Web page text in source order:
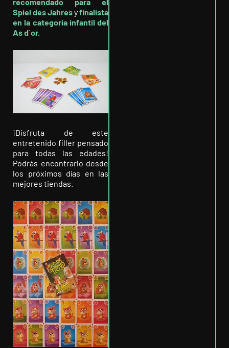
Spiel des Jahresyfinalista
en la categoría infantil del
As d´or.
¡Disfruta de este
entretenido filler pensado
para todas las edades!
Podrás encontrarlo desde
los próximos días en las
mejores tiendas.